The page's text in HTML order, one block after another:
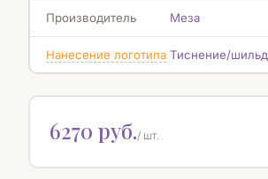
Производитель Меза
Нанесение логотипа Тиснение/шильд
6270 руб./ шт.